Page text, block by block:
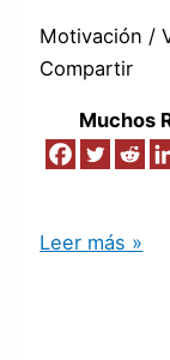
Motivación /
Compartir
Muchos
Leer más »